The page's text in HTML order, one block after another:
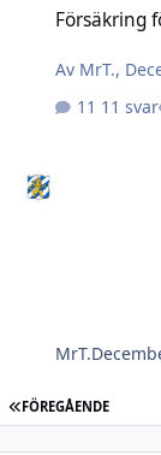
Försäkring
Av MrT.,
11 svar
MrT.
FÖRSTA SIDAN
FÖREGÅENDE